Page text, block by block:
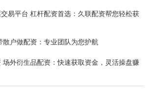
易平台 杠杆配资首选：久联配资帮您轻松获
散户做配资：专业团队为您护航
场外衍生品配资：快速获取资金，灵活操盘赚